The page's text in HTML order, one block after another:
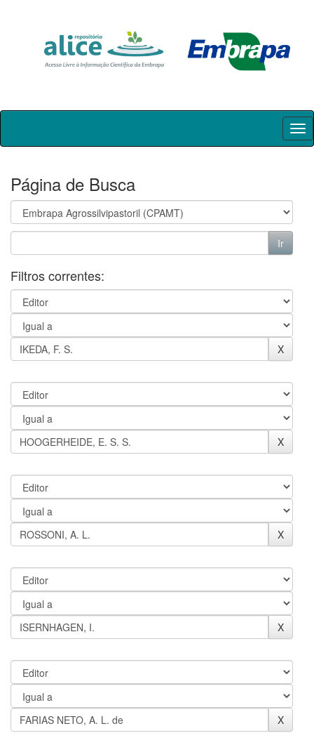
Skip
Página de Busca
Filtros correntes: